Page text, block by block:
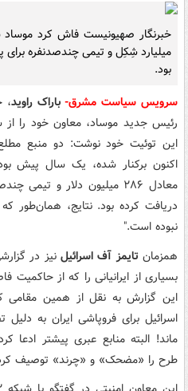
خبرنگار صهیونیست فاش کرد
میلیارد شِکِل و تیمی چندصدنفره برای
بود.
سرویس سیاست مشرق-باراک راوید،
رئیس جدید موساد، معاون خود را از
این توئیت خود نوشت: دو منبع
اکنون برکنار شده، یک سال پیش
معادل ۲۸۶ میلیون دلار و
دریافت کرده بود. نتایج، همان‌طور
نبوده است."
همزمان تایمز آف اسرائیل نیز در
بسیاری از ایرانیانی را که از حاکمیت
این گزارش به نقل از همین مقامی
اسرائیل برای فروپاشی ایران به
ماند! البته منابع عبری پیشتر ادعا
طرح را «مضحک» و «چرند» توصیف